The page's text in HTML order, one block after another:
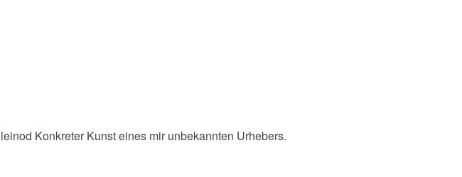
Konkreter Kunst eines mir unbekannten Urhebers.